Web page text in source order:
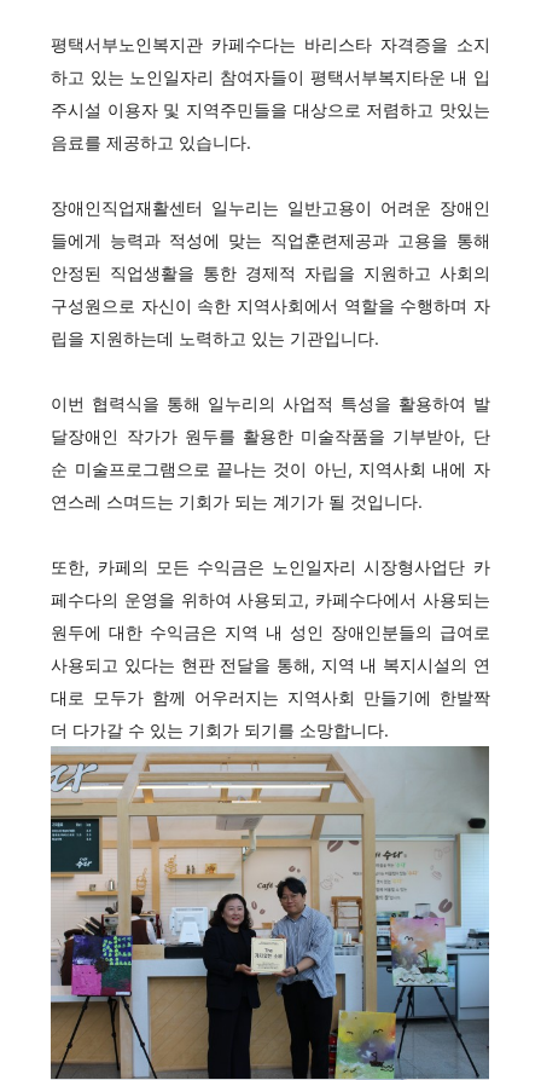
평택서부노인복지관 카페수다는 바리스타 자격증을 소지
하고 있는 노인일자리 참여자들이 평택서부복지타운 내 입
주시설 이용자 및 지역주민들을 대상으로 저렴하고 맛있는
음료를 제공하고 있습니다.
장애인직업재활센터 일누리는 일반고용이 어려운 장애인
들에게 능력과 적성에 맞는 직업훈련제공과 고용을 통해
안정된 직업생활을 통한 경제적 자립을 지원하고 사회의
구성원으로 자신이 속한 지역사회에서 역할을 수행하며 자
립을 지원하는데 노력하고 있는 기관입니다.
이번 협력식을 통해 일누리의 사업적 특성을 활용하여 발
달장애인 작가가 원두를 활용한 미술작품을 기부받아, 단
순 미술프로그램으로 끝나는 것이 아닌, 지역사회 내에 자
연스레 스며드는 기회가 되는 계기가 될 것입니다.
또한, 카페의 모든 수익금은 노인일자리 시장형사업단 카
페수다의 운영을 위하여 사용되고, 카페수다에서 사용되는
원두에 대한 수익금은 지역 내 성인 장애인분들의 급여로
사용되고 있다는 현판 전달을 통해, 지역 내 복지시설의 연
대로 모두가 함께 어우러지는 지역사회 만들기에 한발짝
더 다가갈 수 있는 기회가 되기를 소망합니다.